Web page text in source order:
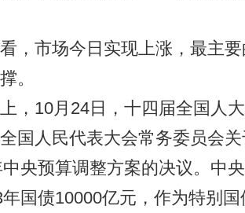
市场今日实现上涨，最主要
。
10月24日，十四届全国人大
国人民代表大会常务委员会
央预算调整方案的决议。中
国债10000亿元，作为特别